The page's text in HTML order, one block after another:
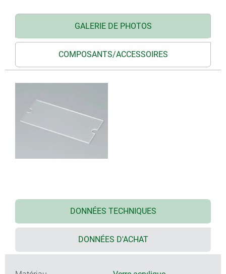
GALERIE DE PHOTOS
COMPOSANTS/ACCESSOIRES
DONNÉES TECHNIQUES
DONNÉES D'ACHAT